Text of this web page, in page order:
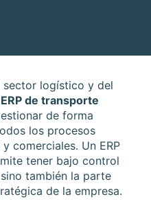
sector logístico y del
ERP de transporte
de forma
los procesos
comerciales. Un ERP
tener bajo control
también la parte
de la empresa.